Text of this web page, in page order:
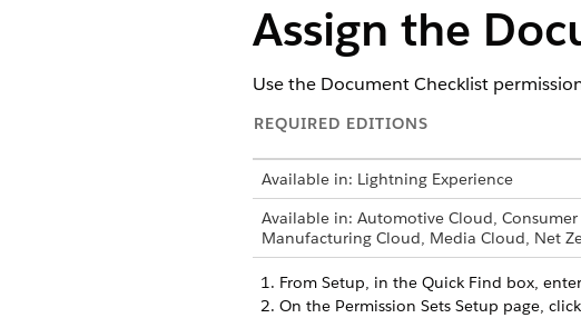
Assign the
Use the Document Checklist
REQUIRED EDITIONS
Available in: Lightning Experience
Available in: Automotive Cloud,
Manufacturing Cloud, Media Cloud, Net
From Setup, in the Quick Find box, enter
On the Permission Sets Setup page, click